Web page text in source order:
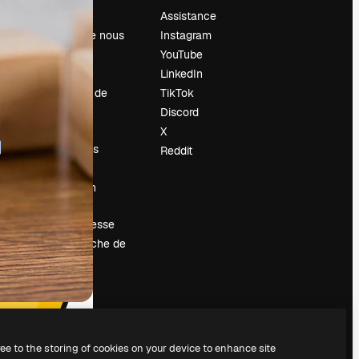
À propos de nous
Avis
Tendances de
Événements
Slidesgo
Vendre mon
Salle de presse
À la recherche de
magnific.ai
Assistance
Instagram
YouTube
LinkedIn
TikTok
Discord
X
Reddit
to the storing of cookies on your device to enhance site